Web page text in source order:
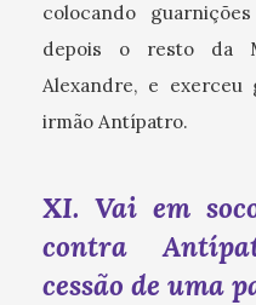
colocando
depois o resto da
Alexandre, e exerceu
irmão Antípatro.
XI. Vai em
contra
cessão de uma